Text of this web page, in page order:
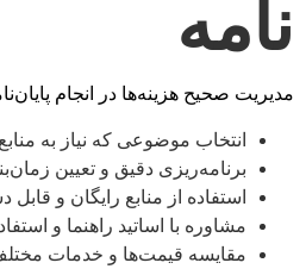
نامه
مدیریت صحیح هزینه‌ها در انجام
انتخاب موضوعی که نیاز به
برنامه‌ریزی دقیق و تعیین
استفاده از منابع رایگان و قابل
مشاوره با اساتید راهنما و
مقایسه قیمت‌ها و خدمات